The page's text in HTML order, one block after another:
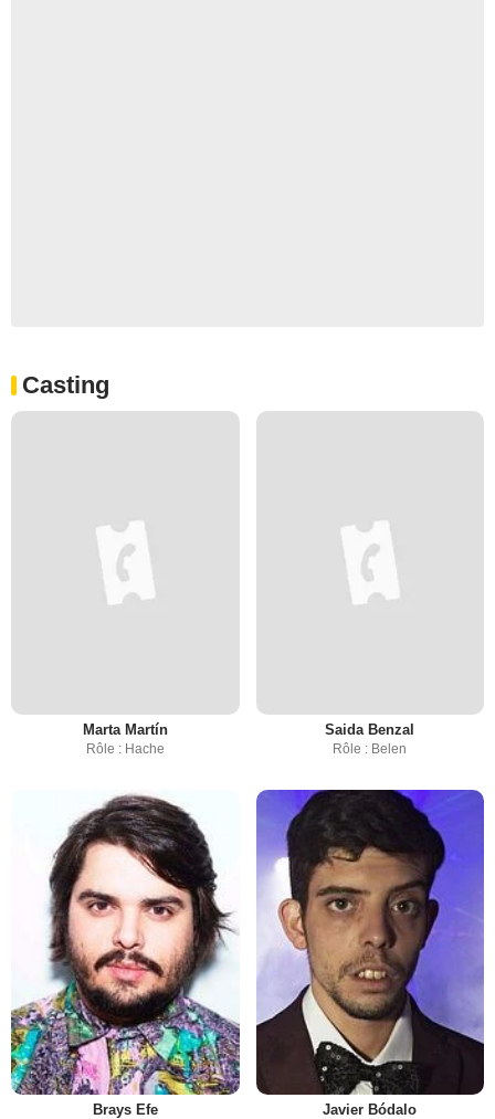
Casting
Marta Martín
Rôle : Hache
Saida Benzal
Rôle : Belen
Brays Efe Javier Bódalo